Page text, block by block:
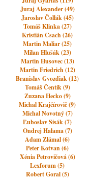
Juraj Alexander (49)
Jaroslav Čollák (45)
Tomáš Klinka (27)
Kristián Csach (26)
Martin Maliar (25)
Milan Hlušák (23)
Martin Husovec (13)
Martin Friedrich (12)
Branislav Gvozdiak (12)
Tomáš Čentík (9)
Zuzana Hecko (9)
Michal Krajčírovič (9)
Michal Novotný (7)
Ľuboslav Sisák (7)
Ondrej Halama (7)
Adam Zlámal (6)
Peter Kotvan (6)
Xénia Petrovičová (6)
Lexforum (5)
Robert Goral (5)